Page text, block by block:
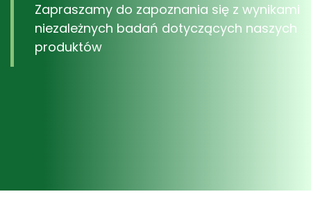
Zapraszamy do zapoznania się z wynikami
niezależnych badań dotyczących naszych
produktów